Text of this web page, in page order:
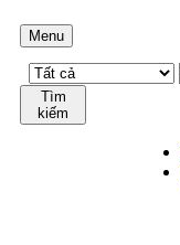
Menu
Tìm
kiếm